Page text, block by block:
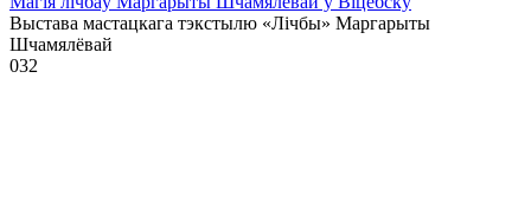
Выстава мастацкага тэкстылю «Лічбы» Маргарыты
Шчамялёвай
032